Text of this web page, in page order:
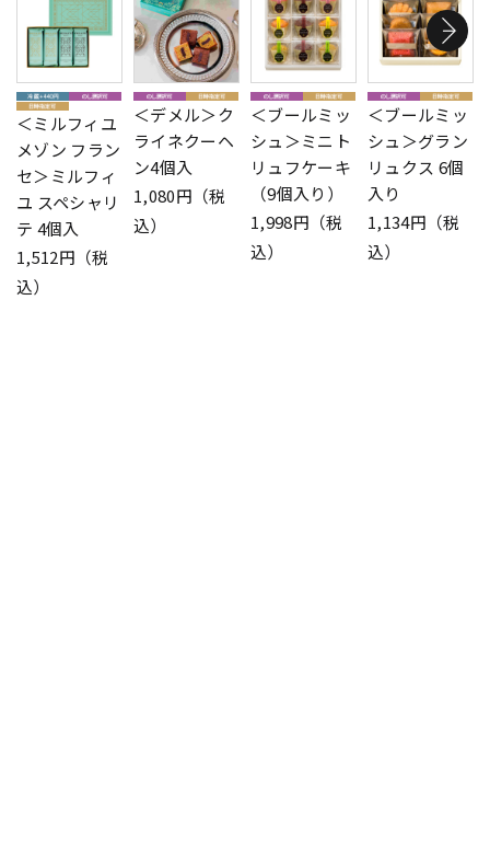
＜ミルフィユ
メゾン フラン
セ＞ミルフィ
ユ スペシャリ
テ 4個入
1,512円（税
込）
＜デメル＞ク
ライネクーヘ
ン4個入
1,080円（税
込）
＜ブールミッ
シュ＞ミニト
リュフケーキ
（9個入り）
1,998円（税
込）
＜ブールミッ
シュ＞グラン
リュクス 6個
入り
1,134円（税
込）